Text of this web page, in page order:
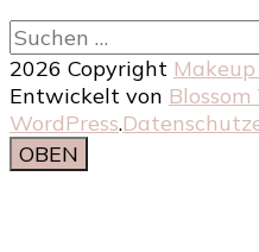
Suchen
nach:
2026 Copyright
Entwickelt von Blossom
WordPress.
OBEN